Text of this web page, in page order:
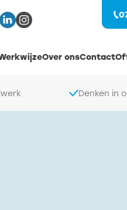
Over onsContact
Denken in